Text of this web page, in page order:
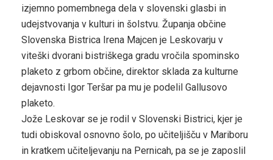
izjemno pomembnega dela v slovenski glasbi in
udejstvovanja v kulturi in šolstvu. Županja občine
Slovenska Bistrica Irena Majcen je Leskovarju v
viteški dvorani bistriškega gradu vročila spominsko
plaketo z grbom občine, direktor sklada za kulturne
dejavnosti Igor Teršar pa mu je podelil Gallusovo
plaketo.
Jože Leskovar se je rodil v Slovenski Bistrici, kjer je
tudi obiskoval osnovno šolo, po učiteljišču v Mariboru
in kratkem učiteljevanju na Pernicah, pa se je zaposlil